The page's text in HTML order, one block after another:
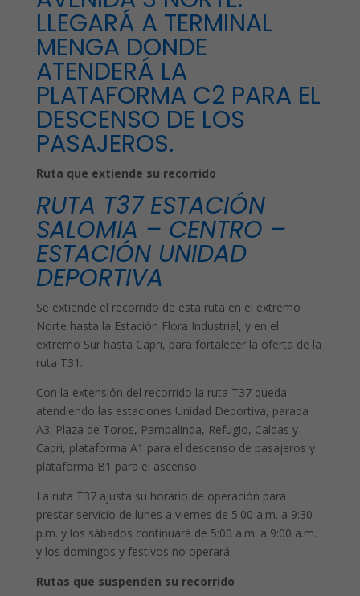
LLEGARÁ A TERMINAL
MENGA DONDE
ATENDERÁ LA
PLATAFORMA C2 PARA EL
DESCENSO DE LOS
PASAJEROS.
Ruta que extiende su recorrido
RUTA T37 ESTACIÓN
SALOMIA – CENTRO –
ESTACIÓN UNIDAD
DEPORTIVA
Se extiende el recorrido de esta ruta en el extremo
Norte hasta la Estación Flora Industrial, y en el
extremo Sur hasta Capri, para fortalecer la oferta de la
ruta T31.
Con la extensión del recorrido la ruta T37 queda
atendiendo las estaciones Unidad Deportiva, parada
A3; Plaza de Toros, Pampalinda, Refugio, Caldas y
Capri, plataforma A1 para el descenso de pasajeros y
plataforma B1 para el ascenso.
La ruta T37 ajusta su horario de operación para
prestar servicio de lunes a viernes de 5:00 a.m. a 9:30
p.m. y los sábados continuará de 5:00 a.m. a 9:00 a.m.
y los domingos y festivos no operará.
Rutas que suspenden su recorrido